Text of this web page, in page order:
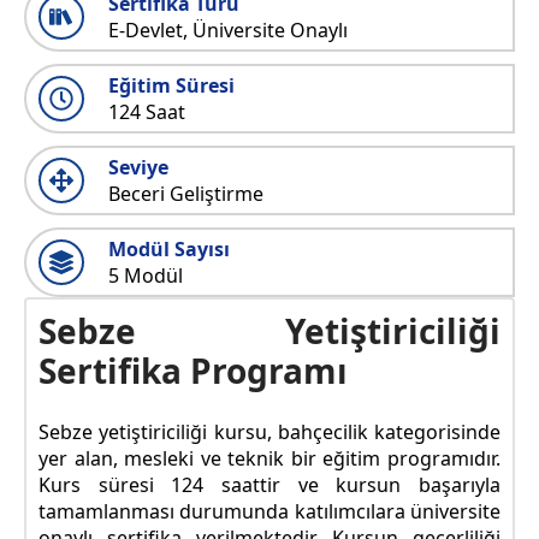
E-Devlet, Üniversite Onaylı
Eğitim Süresi
124 Saat
Seviye
Beceri Geliştirme
Modül Sayısı
5 Modül
Sebze Yetiştiriciliği
Sertifika Programı
Sebze yetiştiriciliği kursu, bahçecilik kategorisinde
yer alan, mesleki ve teknik bir eğitim programıdır.
Kurs süresi 124 saattir ve kursun başarıyla
tamamlanması durumunda katılımcılara üniversite